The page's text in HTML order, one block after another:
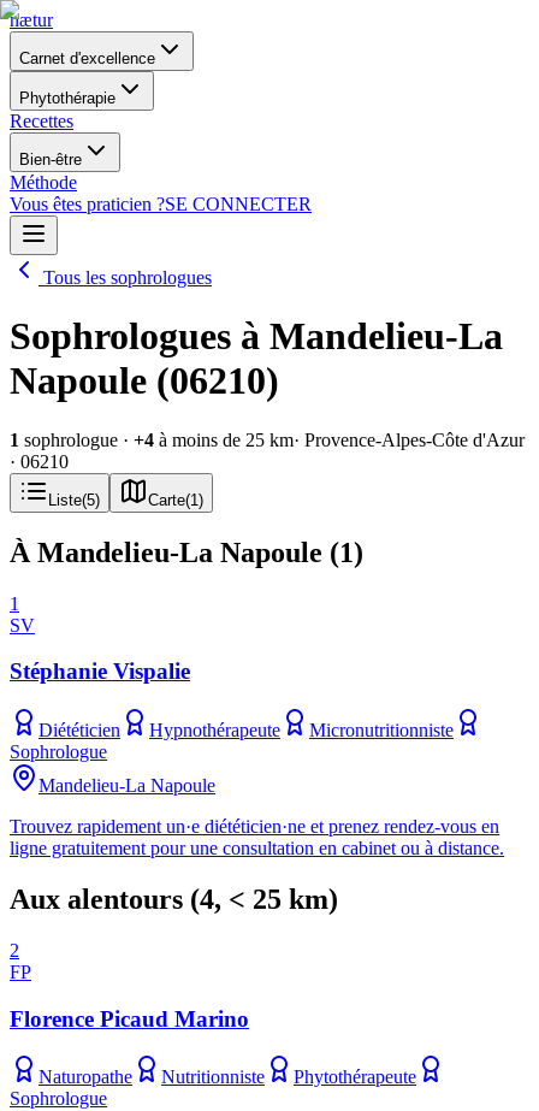
nætur
Carnet d'excellence
Phytothérapie
Recettes
Bien-être
Méthode
Vous êtes praticien ?SE CONNECTER
Tous les sophrologues
Sophrologues à Mandelieu-La
Napoule (06210)
1 sophrologue · +4 à moins de 25 km· Provence-Alpes-Côte d'Azur
· 06210
Liste(5) Carte(1 )
À Mandelieu-La Napoule (1)
1
SV
Stéphanie Vispalie
Diététicien Hypnothérapeute
Micronutritionniste
Sophrologue
Mandelieu-La Napoule
Trouvez rapidement un·e diététicien·ne et prenez rendez-vous en
ligne gratuitement pour une consultation en cabinet ou à distance.
Aux alentours (4, < 25 km)
2
FP
Florence Picaud Marino
Naturopathe Nutritionniste
Phytothérapeute
Sophrologue